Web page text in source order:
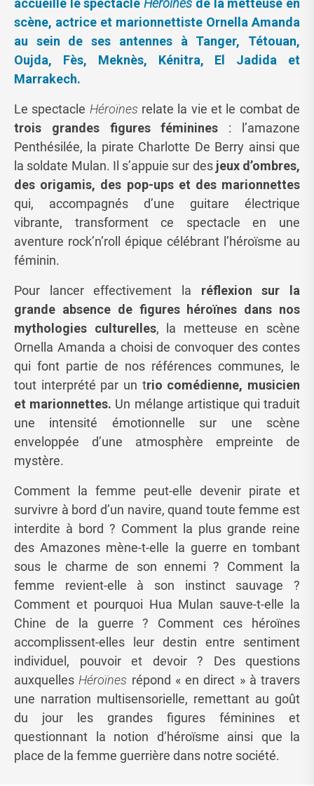
accueille le spectacleHéroïnes de la metteuse en
scène, actrice et marionnettiste Ornella Amanda
au sein de ses antennes à Tanger, Tétouan,
Oujda, Fès, Meknès, Kénitra, El Jadida et
Marrakech.
Le spectacle Héroïnes relate la vie et le combat de
trois grandes figures féminines : l’amazone
Penthésilée, la pirate Charlotte De Berry ainsi que
la soldate Mulan. Il s’appuie sur desjeux d’ombres,
des origamis, des pop-ups et des marionnettes
qui, accompagnés d’une guitare électrique
vibrante, transforment ce spectacle en une
aventure rock’n’roll épique célébrant l’héroïsme au
féminin.
Pour lancer effectivement la réflexion sur la
grande absence de figures héroïnes dans nos
mythologies culturelles, la metteuse en scène
Ornella Amanda a choisi de convoquer des contes
qui font partie de nos références communes, le
tout interprété par un trio comédienne, musicien
et marionnettes. Un mélange artistique qui traduit
une intensité émotionnelle sur une scène
enveloppée d’une atmosphère empreinte de
mystère.
Comment la femme peut-elle devenir pirate et
survivre à bord d’un navire, quand toute femme est
interdite à bord ? Comment la plus grande reine
des Amazones mène-t-elle la guerre en tombant
sous le charme de son ennemi ? Comment la
femme revient-elle à son instinct sauvage ?
Comment et pourquoi Hua Mulan sauve-t-elle la
Chine de la guerre ? Comment ces héroïnes
accomplissent-elles leur destin entre sentiment
individuel, pouvoir et devoir ? Des questions
auxquellesHéroïnes répond « en direct » à travers
une narration multisensorielle, remettant au goût
du jour les grandes figures féminines et
questionnant la notion d’héroïsme ainsi que la
place de la femme guerrière dans notre société.